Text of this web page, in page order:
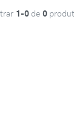
1-0de 0